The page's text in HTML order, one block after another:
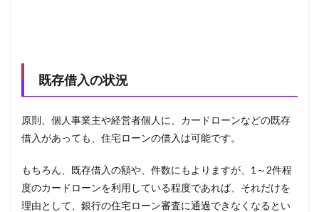
既存借入の状況
原則、個人事業主や経営者個人に、カードローンなどの既存
借入があっても、住宅ローンの借入は可能です。
もちろん、既存借入の額や、件数にもよりますが、 1 ～ 2件程
度のカードローンを利用している程度であれば、それだけを
理由として、銀行の住宅ローン審査に通過できなくなるとい